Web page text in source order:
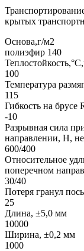
крытых
Основа,г/м2
полиэфир 140
100
Температура
115
Гибкость на
-10
Разрывная сила
направлении, Н,
600/400
Относительное
поперечном
30/40
Потеря гранул
25
Длина, ±5,0 мм
10000
Ширина, ±0,2 мм
1000